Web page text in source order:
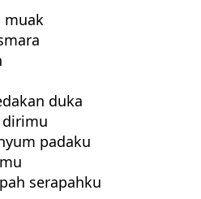
muak
duka
dirimu
padaku
serapahku